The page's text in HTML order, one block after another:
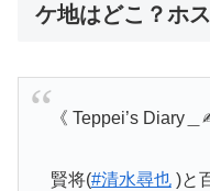
ケ地はどこ？ホ
《 Teppei’s Diary＿
賢将(#清水尋也)と